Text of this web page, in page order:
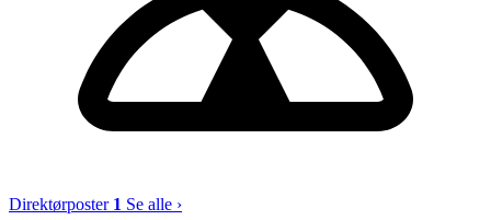
Direktørposter 1 Se alle ›